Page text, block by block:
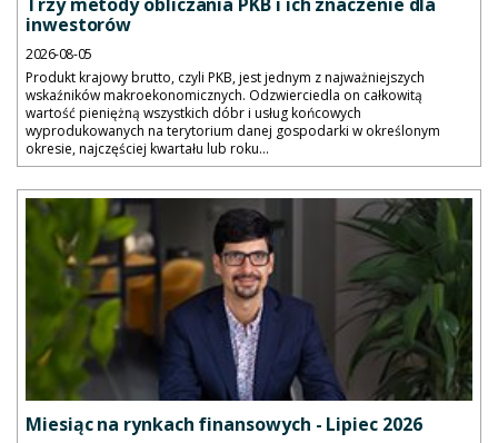
inwestorów
2026-08-05
Produkt krajowy brutto, czyli PKB, jest jednym z najważniejszych
wskaźników makroekonomicznych. Odzwierciedla on całkowitą
wartość pieniężną wszystkich dóbr i usług końcowych
wyprodukowanych na terytorium danej gospodarki w określonym
okresie, najczęściej kwartału lub roku...
Miesiąc na rynkach finansowych - Lipiec 2026